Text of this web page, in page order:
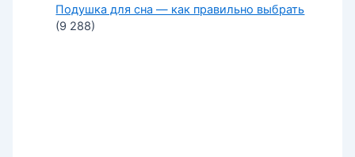
Подушка для сна — как правильно выбрать
(9 288)